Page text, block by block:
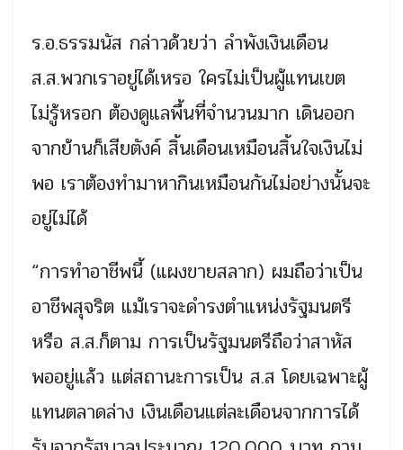
ร.อ.ธรรมนัส กล่าวด้วยว่า ลำพังเงินเดือน
ส.ส.พวกเราอยู่ได้เหรอ ใครไม่เป็นผู้แทนเขต
ไม่รู้หรอก ต้องดูแลพื้นที่จำนวนมาก เดินออก
จากย้านก็เสียตังค์ สิ้นเดือนเหมือนสิ้นใจเงินไม่
พอ เราต้องทำมาหากินเหมือนกันไม่อย่างนั้นจะ
อยู่ไม่ได้
“การทำอาชีพนี้ (แผงขายสลาก) ผมถือว่าเป็น
อาชีพสุจริต แม้เราจะดำรงตำแหน่งรัฐมนตรี
หรือ ส.ส.ก็ตาม การเป็นรัฐมนตรีถือว่าสาหัส
พออยู่แล้ว แต่สถานะการเป็น ส.ส โดยเฉพาะผู้
แทนตลาดล่าง เงินเดือนแต่ละเดือนจากการได้